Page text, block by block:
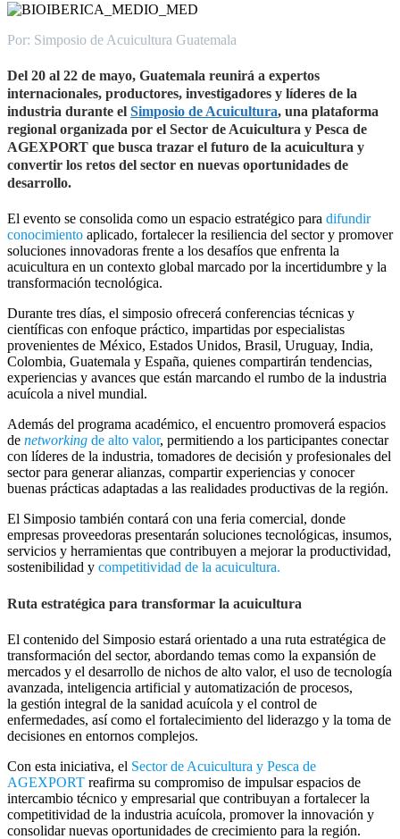
Por: Simposio de Acuicultura Guatemala
Del 20 al 22 de mayo, Guatemala reunirá a expertos
internacionales, productores, investigadores y líderes de la
industria durante el Simposio de Acuicultura, una plataforma
regional organizada por el Sector de Acuicultura y Pesca de
AGEXPORT que busca trazar el futuro de la acuicultura y
convertir los retos del sector en nuevas oportunidades de
desarrollo.
El evento se consolida como un espacio estratégico para difundir
conocimiento aplicado, fortalecer la resiliencia del sector y promover
soluciones innovadoras frente a los desafíos que enfrenta la
acuicultura en un contexto global marcado por la incertidumbre y la
transformación tecnológica.
Durante tres días, el simposio ofrecerá conferencias técnicas y
científicas con enfoque práctico, impartidas por especialistas
provenientes de México, Estados Unidos, Brasil, Uruguay, India,
Colombia, Guatemala y España, quienes compartirán tendencias,
experiencias y avances que están marcando el rumbo de la industria
acuícola a nivel mundial.
Además del programa académico, el encuentro promoverá espacios
de networking de alto valor, permitiendo a los participantes conectar
con líderes de la industria, tomadores de decisión y profesionales del
sector para generar alianzas, compartir experiencias y conocer
buenas prácticas adaptadas a las realidades productivas de la región.
El Simposio también contará con una feria comercial, donde
empresas proveedoras presentarán soluciones tecnológicas, insumos,
servicios y herramientas que contribuyen a mejorar la productividad,
sostenibilidad y competitividad de la acuicultura.
Ruta estratégica para transformar la acuicultura
El contenido del Simposio estará orientado a una ruta estratégica de
transformación del sector, abordando temas como la expansión de
mercados y el desarrollo de nichos de alto valor, el uso de tecnología
avanzada, inteligencia artificial y automatización de procesos,
la gestión integral de la sanidad acuícola y el control de
enfermedades, así como el fortalecimiento del liderazgo y la toma de
decisiones en entornos complejos.
Con esta iniciativa, el Sector de Acuicultura y Pesca de
AGEXPORT reafirma su compromiso de impulsar espacios de
intercambio técnico y empresarial que contribuyan a fortalecer la
competitividad de la industria acuícola, promover la innovación y
consolidar nuevas oportunidades de crecimiento para la región.